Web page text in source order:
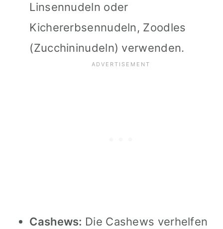
Linsennudeln oder
Kichererbsennudeln, Zoodles
(Zucchininudeln) verwenden.
Cashews: Die Cashews verhelfen